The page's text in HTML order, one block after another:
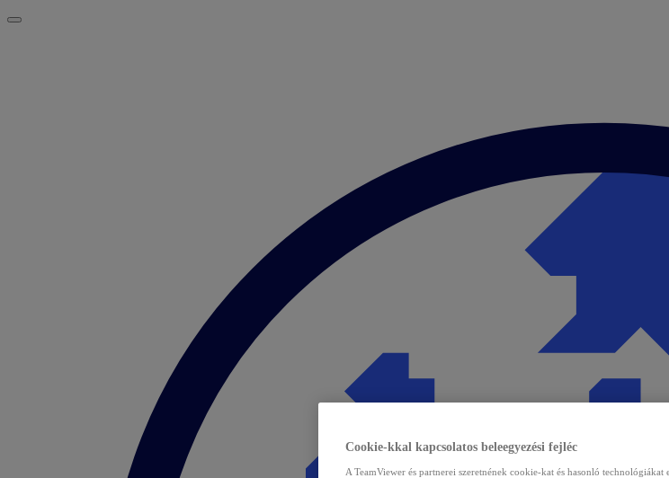
Cookie-kkal kapcsolatos beleegyezési fejléc
A TeamViewer és partnerei szeretnének cookie-kat és hasonló technológiákat